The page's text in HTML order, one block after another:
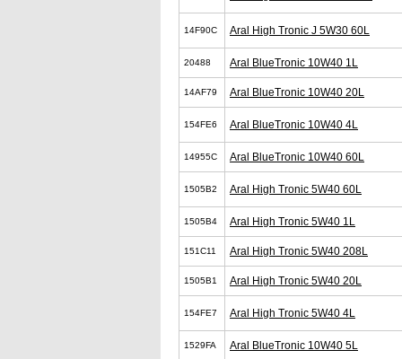
14F90C Aral High Tronic J 5W30 60L
20488 Aral BlueTronic 10W40 1L
14AF79 Aral BlueTronic 10W40 20L
154FE6 Aral BlueTronic 10W40 4L
14955C Aral BlueTronic 10W40 60L
1505B2 Aral High Tronic 5W40 60L
1505B4 Aral High Tronic 5W40 1L
151C11 Aral High Tronic 5W40 208L
1505B1 Aral High Tronic 5W40 20L
154FE7 Aral High Tronic 5W40 4L
1529FA Aral BlueTronic 10W40 5L